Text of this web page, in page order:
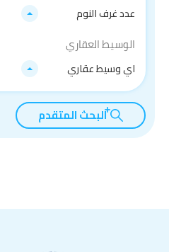
عدد غرف النوم
الوسيط العقاري
اي وسيط عقاري
البحث المتقدم